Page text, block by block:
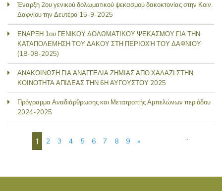
Έναρξη 2ου γενικού δολωματικού ψεκασμού δακοκτονίας στην Κοιν.
Δαφνίου την Δευτέρα 15-9-2025
ΕΝΑΡΞΗ 1ου ΓΕΝΙΚΟΥ ΔΟΛΩΜΑΤΙΚΟΥ ΨΕΚΑΣΜΟΥ ΓΙΑ ΤΗΝ
ΚΑΤΑΠΟΛΕΜΗΣΗ ΤΟΥ ΔΑΚΟΥ ΣΤΗ ΠΕΡΙΟΧΉ ΤΟΥ ΔΑΦΝΙΟΥ
(18-08-2025)
ΑΝΑΚΟΙΝΩΣΗ ΓΙΑ ΑΝΑΓΓΕΛΙΑ ΖΗΜΙΑΣ ΑΠΟ ΧΑΛΑΖΙ ΣΤΗΝ
ΚΟΙΝΟΤΗΤΑ ΑΠΙΔΕΑΣ ΤΗΝ 6Η ΑΥΓΟΥΣΤΟΥ 2025
Πρόγραμμα Αναδιάρθρωσης και Μετατροπής Αμπελώνων περιόδου
2024-2025
ΣΕΛΊΔΕΣ
1 2 3 4 5 6 7 8 9 »